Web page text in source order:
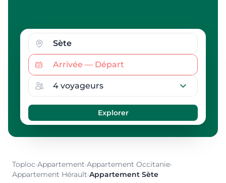
Toploc·Appartement·Appartement Occitanie·
Appartement Hérault·Appartement Sète